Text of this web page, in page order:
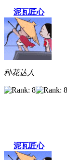
泥瓦匠心
种花达人
泥瓦匠心